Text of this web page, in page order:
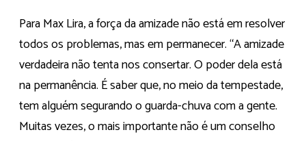
Para Max Lira, a força da amizade não está em resolver
todos os problemas, mas em permanecer. “A amizade
verdadeira não tenta nos consertar. O poder dela está
na permanência. É saber que, no meio da tempestade,
tem alguém segurando o guarda-chuva com a gente.
Muitas vezes, o mais importante não é um conselho